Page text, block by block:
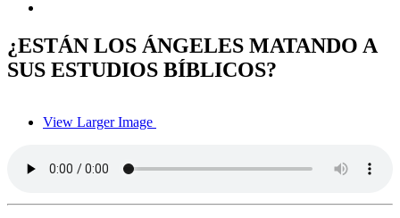
¿ESTÁN LOS ÁNGELES MATANDO A
SUS ESTUDIOS BÍBLICOS?
View Larger Image